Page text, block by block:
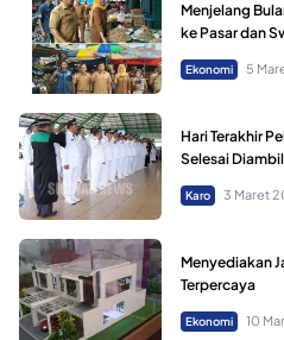
Menjelang
ke Pasar dan
Ekonomi 5
Hari Terakhir
Selesai
Karo 3 Maret
Menyediakan
Terpercaya
Ekonomi 10